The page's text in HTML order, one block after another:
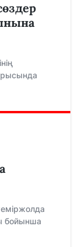
бойынша